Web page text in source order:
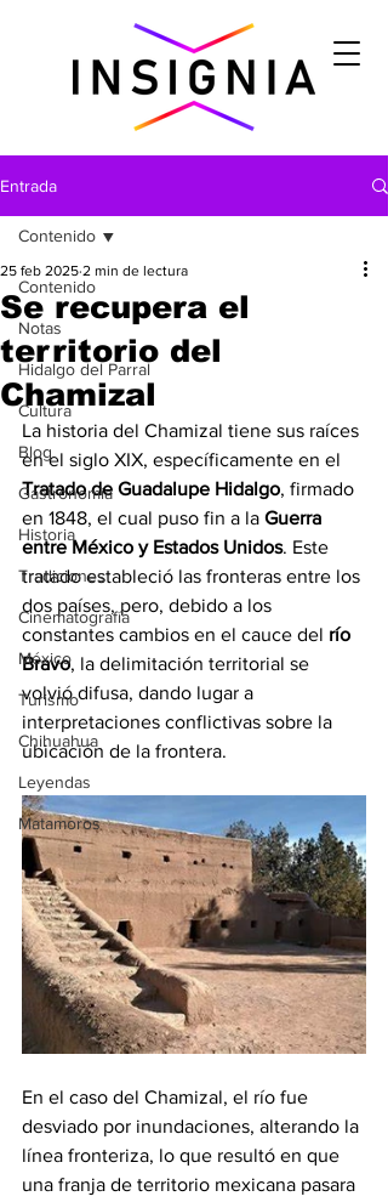
Entrada
Contenido
Notas
Hidalgo del Parral
Cultura
Blog
Gastronomìa
Historia
Tradiciones
Cinematografía
México
Turismo
Chihuahua
Leyendas
Matamoros
Contenido
Se recupera el
territorio del
Chamizal
25 feb 2025 2 min de lectura
La historia del Chamizal tiene sus raíces
en el siglo XIX, específicamente en el
Tratado de Guadalupe Hidalgo, firmado
en 1848, el cual puso fin a la Guerra
entre México y Estados Unidos. Este
tratado estableció las fronteras entre los
dos países, pero, debido a los
constantes cambios en el cauce del río
Bravo, la delimitación territorial se
volvió difusa, dando lugar a
interpretaciones conflictivas sobre la
ubicación de la frontera.
En el caso del Chamizal, el río fue
desviado por inundaciones, alterando la
línea fronteriza, lo que resultó en que
una franja de territorio mexicana pasara